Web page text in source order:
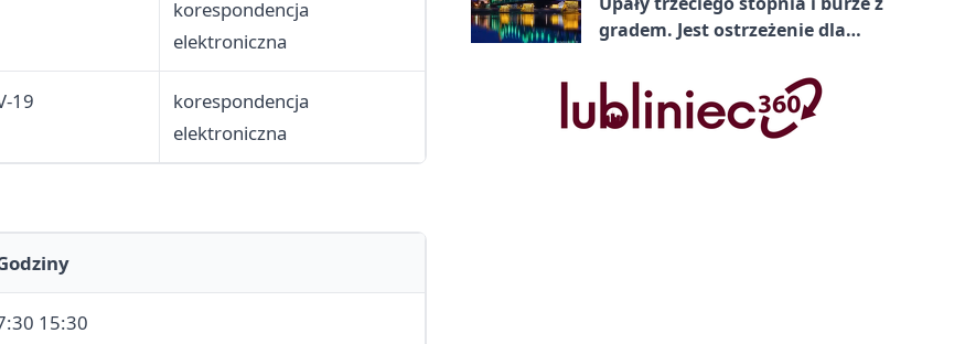
korespondencja
elektroniczna
19
korespondencja
elektroniczna
15:30
gradem. Jest ostrzeżenie dla